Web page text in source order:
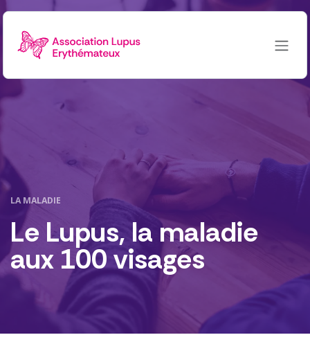
LA MALADIE
Le Lupus, la maladie
aux 100 visages